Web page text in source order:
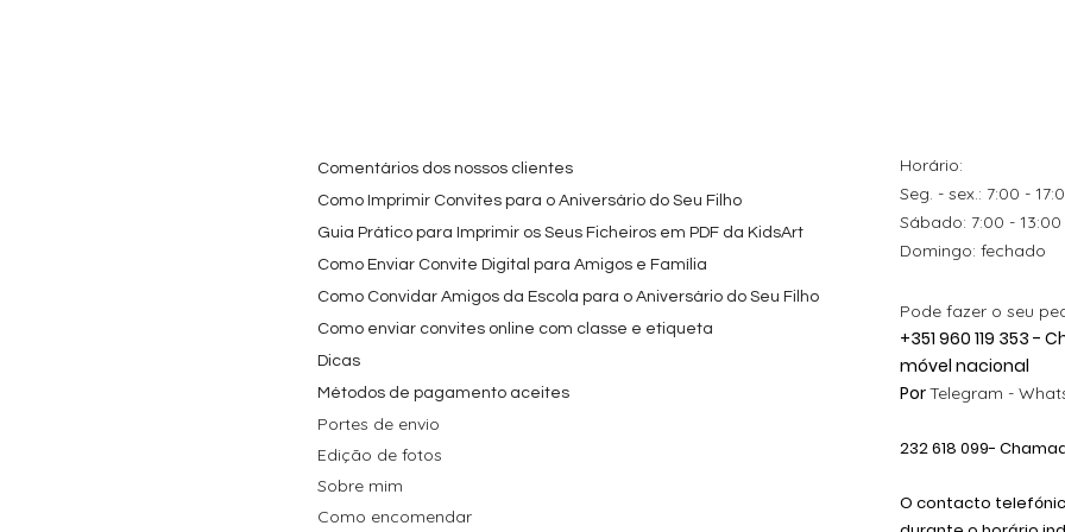
Preço
4,40 €
Comentários dos nossos clientes
Como Imprimir Convites para o Aniversário do Seu Filho
Guia Prático para Imprimir os Seus Ficheiros em PDF da KidsArt
Como Enviar Convite Digital para Amigos e Família
Como Convidar Amigos da Escola para o Aniversário do Seu Filho
Como enviar convites online com classe e etiqueta
Dicas
Métodos de pagamento aceites
Portes de envio
Edição de fotos
Sobre mim
Como encomendar
Horário:
Seg. - sex.: 7:00 -
​​Sábado: 7:00 - 13:00
​Domingo: fechado
Pode fazer o seu
+351 960 119 353 -
móvel nacional
PorTelegram -
232 618 099-
O contacto